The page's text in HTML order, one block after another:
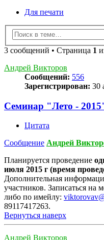
Для печати
3 сообщений • Страница 1
Андрей Викторов
Сообщений: 556
Зарегистрирован: 30
Семинар "Лето -
Цитата
Сообщение Андрей
Планируется проведение
июля 2015 г (время
Дополнительная
участников. Записаться на
либо по имейлу:
89117417263.
Вернуться наверх
Андрей Викторов